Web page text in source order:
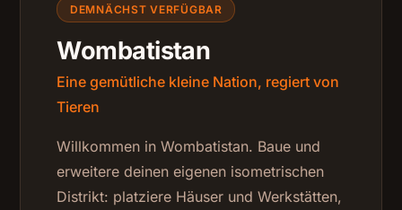
DEMNÄCHST VERFÜGBAR
Wombatistan
Eine gemütliche kleine Nation, regiert von
Tieren
Willkommen in Wombatistan. Baue und
erweitere deinen eigenen isometrischen
Distrikt: platziere Häuser und Werkstätten,